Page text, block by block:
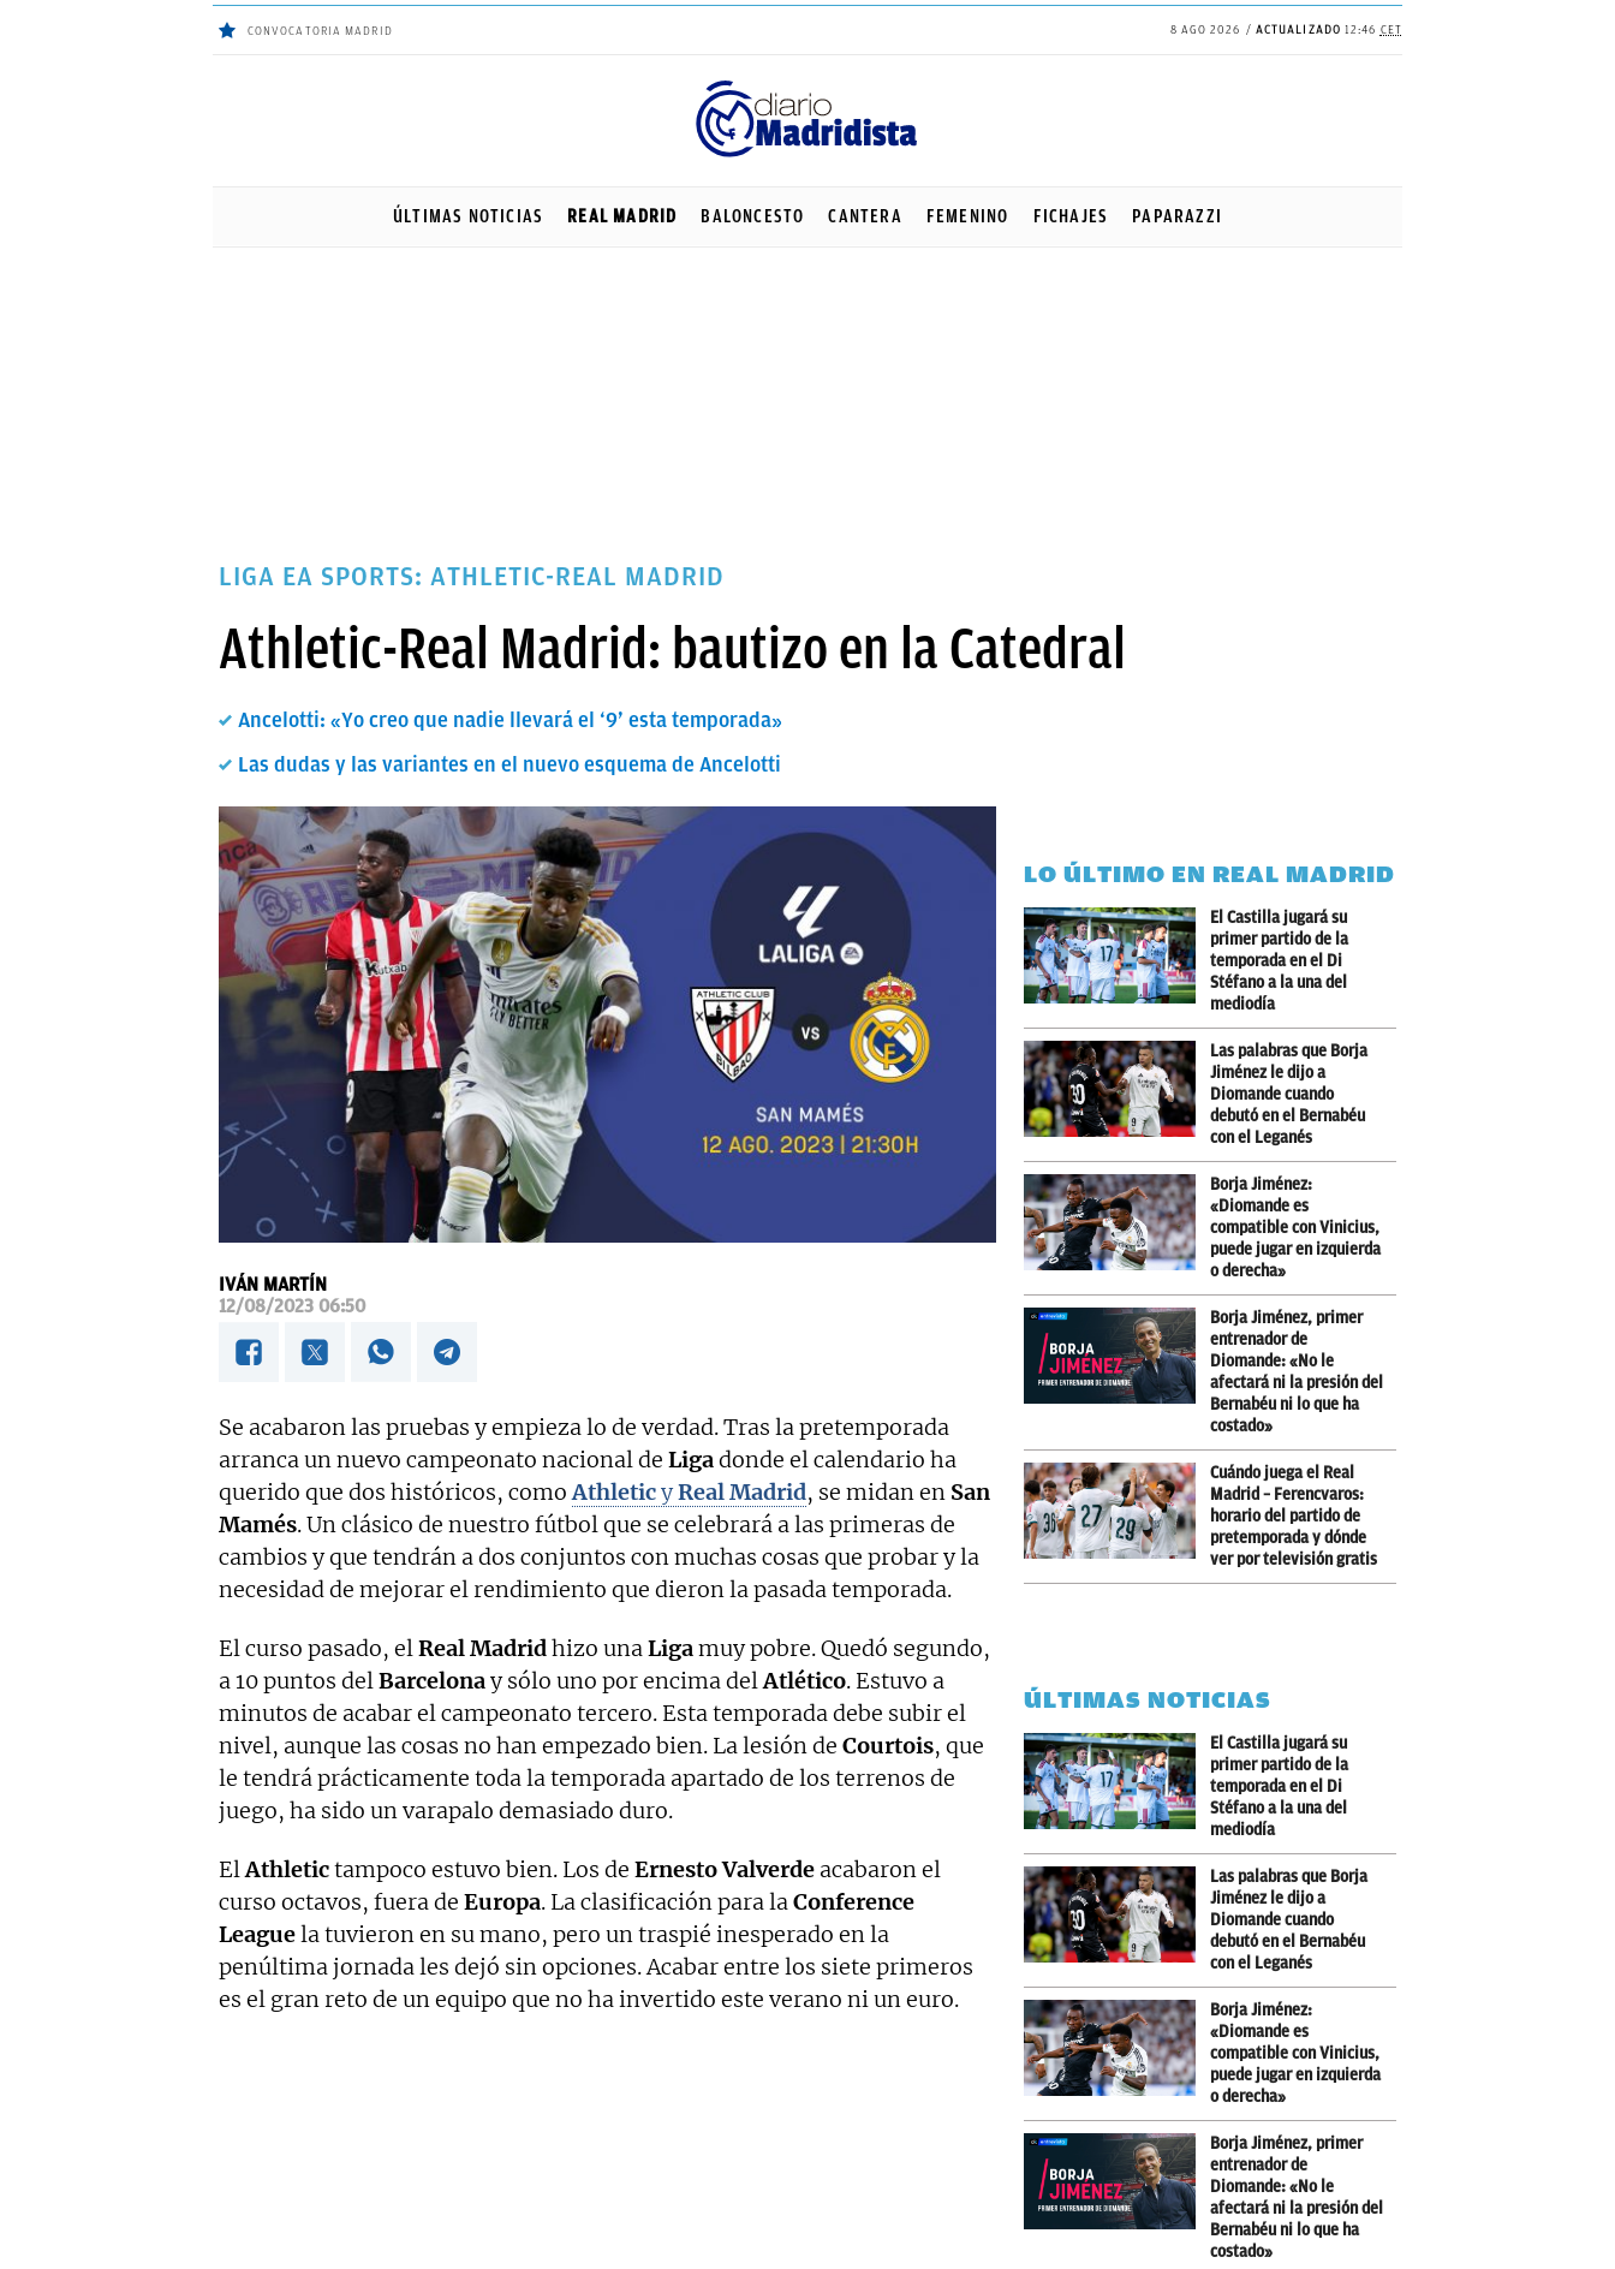
CONVOCATORIA MADRID 8 AGO 2026 ACTUALIZADO 12:46 CET
ÚLTIMAS NOTICIAS REAL MADRID BALONCESTO CANTERA FEMENINO FICHAJES PAPARAZZI
LIGA EA SPORTS: ATHLETIC-REAL MADRID
Athletic-Real Madrid: bautizo en la Catedral
Ancelotti: «Yo creo que nadie llevará el ‘9’ esta temporada»
Las dudas y las variantes en el nuevo esquema de Ancelotti
IVÁN MARTÍN
12/08/2023 06:50
Se acabaron las pruebas y empieza lo de verdad. Tras la pretemporada
arranca un nuevo campeonato nacional de Ligadonde el calendario ha
querido que dos históricos, comoAthleticyReal Madrid, se midan en San
Mamés. Un clásico de nuestro fútbol que se celebrará a las primeras de
cambios y que tendrán a dos conjuntos con muchas cosas que probar y la
necesidad de mejorar el rendimiento que dieron la pasada temporada.
El curso pasado, elReal Madridhizo unaLigamuy pobre. Quedó segundo,
a 10 puntos delBarcelonay sólo uno por encima delAtlético. Estuvo a
minutos de acabar el campeonato tercero. Esta temporada debe subir el
nivel, aunque las cosas no han empezado bien. La lesión de Courtois, que
le tendrá prácticamente toda la temporada apartado de los terrenos de
juego, ha sido un varapalo demasiado duro.
ElAthletictampoco estuvo bien. Los de Ernesto Valverde acabaron el
curso octavos, fuera de Europa. La clasificación para laConference
Leaguela tuvieron en su mano, pero un traspié inesperado en la
penúltima jornada les dejó sin opciones. Acabar entre los siete primeros
es el gran reto de un equipo que no ha invertido este verano ni un euro.
LO ÚLTIMO EN REAL MADRID
El Castilla jugará su
primer partido de la
temporada en el Di
Stéfano a la una del
mediodía
Las palabras que Borja
Jiménez le dijo a
Diomande cuando
debutó en el Bernabéu
con el Leganés
Borja Jiménez:
«Diomande es
compatible con Vinicius,
puede jugar en izquierda
o derecha»
Borja Jiménez, primer
entrenador de
Diomande: «No le
afectará ni la presión del
Bernabéu ni lo que ha
costado»
Cuándo juega el Real
Madrid – Ferencvaros:
horario del partido de
pretemporada y dónde
ver por televisión gratis
ÚLTIMAS NOTICIAS
El Castilla jugará su
primer partido de la
temporada en el Di
Stéfano a la una del
mediodía
Las palabras que Borja
Jiménez le dijo a
Diomande cuando
debutó en el Bernabéu
con el Leganés
Borja Jiménez:
«Diomande es
compatible con Vinicius,
puede jugar en izquierda
o derecha»
Borja Jiménez, primer
entrenador de
Diomande: «No le
afectará ni la presión del
Bernabéu ni lo que ha
costado»